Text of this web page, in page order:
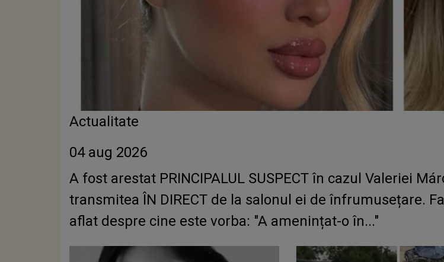
Actualitate
04 aug 2026
A fost arestat PRINCIPALUL SUSPECT în cazul Valeriei
transmitea ÎN DIRECT de la salonul ei de înfrumusețare.
aflat despre cine este vorba: "A amenințat-o în..."